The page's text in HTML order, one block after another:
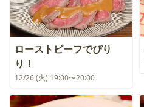
ローストビーフでぴり
り！
12/26 (火) 19:00〜20:00